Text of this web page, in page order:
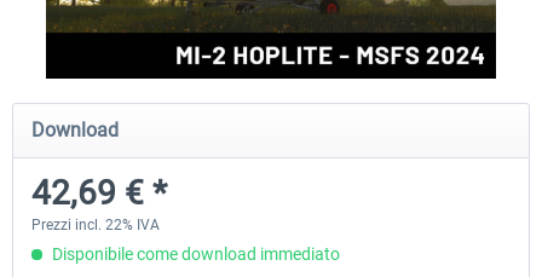
FlightSim Studio - E-Jets 170/175
40,96 € *
Aerosoft Aircraft A340-
Download
42,69 € *
Prezzi incl. 22% IVA
Disponibile come download immediato